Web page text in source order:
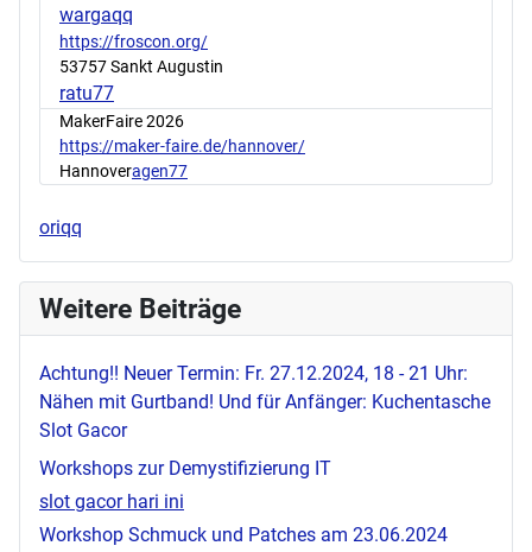
wargaqq
https://froscon.org/
53757 Sankt Augustin
ratu77
MakerFaire 2026
https://maker-faire.de/hannover/
Hannoveragen77
oriqq
Weitere Beiträge
Achtung!! Neuer Termin: Fr. 27.12.2024, 18 - 21 Uhr:
Nähen mit Gurtband! Und für Anfänger: Kuchentasche
Slot Gacor
Workshops zur Demystifizierung IT
slot gacor hari ini
Workshop Schmuck und Patches am 23.06.2024